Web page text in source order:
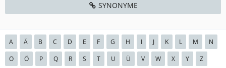
SYNONYME
A Ä B C D E F G H I J K L M
N
O
Ö P Q R S T U Ü V W X Y
Z